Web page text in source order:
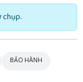
chụp.
BẢO HÀNH